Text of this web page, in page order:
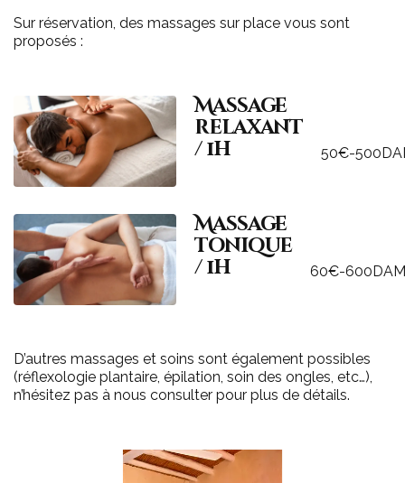
Sur réservation, des massages sur place vous sont
proposés :
Massage
relaxant
/ 1h
50€-
Massage
tonique
/ 1h
60€-
D’autres massages et soins sont également possibles
(réflexologie plantaire, épilation, soin des ongles, etc…),
n’hésitez pas à nous consulter pour plus de détails.